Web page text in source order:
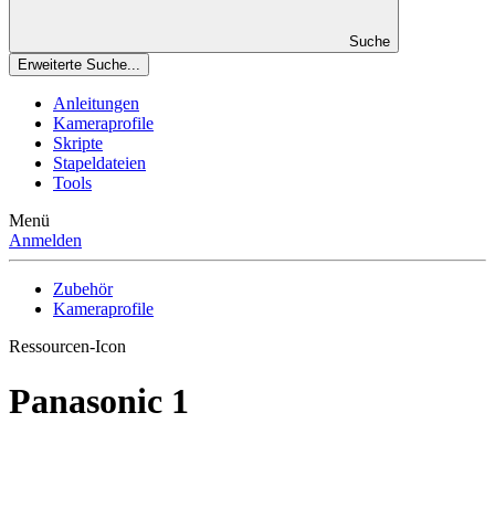
Suche
Erweiterte Suche...
Anleitungen
Kameraprofile
Skripte
Stapeldateien
Tools
Menü
Anmelden
Zubehör
Kameraprofile
Ressourcen-Icon
Panasonic 1